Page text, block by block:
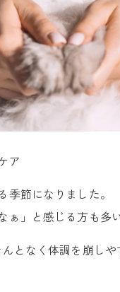
ア
節になりました。
」と感じる方も多
となく体調を崩しや